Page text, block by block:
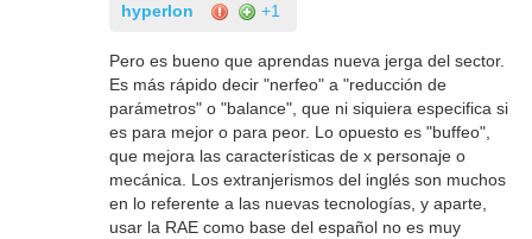
hyperlon +1
Pero es bueno que aprendas nueva jerga del sector.
Es más rápido decir "nerfeo" a "reducción de
parámetros" o "balance", que ni siquiera especifica si
es para mejor o para peor. Lo opuesto es "buffeo",
que mejora las características de x personaje o
mecánica. Los extranjerismos del inglés son muchos
en lo referente a las nuevas tecnologías, y aparte,
usar la RAE como base del español no es muy